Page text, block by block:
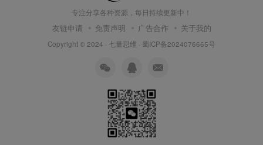
专注分享各种资源，每日持续更新中！
友链申请 免责声明 广告合作 关于我的
Copyright © 2024 · 七量思维 · 蜀ICP备2024076665号